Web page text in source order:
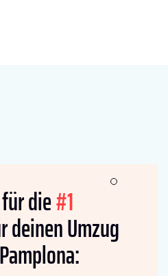
die#1
deinen Umzug